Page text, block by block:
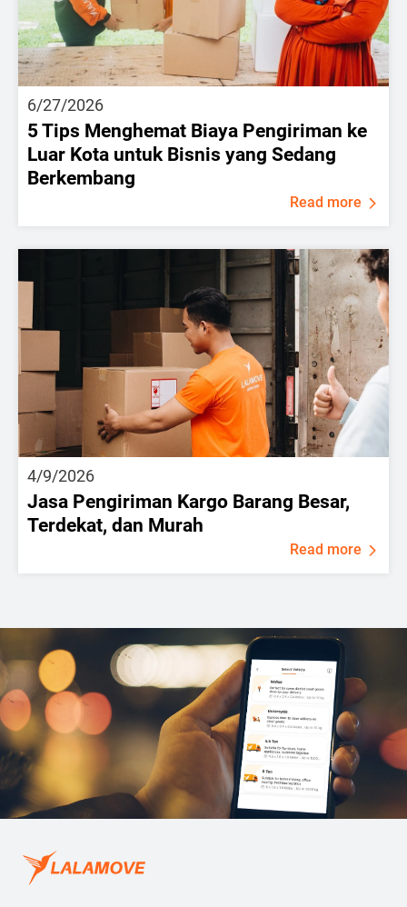
6/27/2026
5 Tips Menghemat Biaya Pengiriman ke
Luar Kota untuk Bisnis yang Sedang
Berkembang
Read more
4/9/2026
Jasa Pengiriman Kargo Barang Besar,
Terdekat, dan Murah
Read more